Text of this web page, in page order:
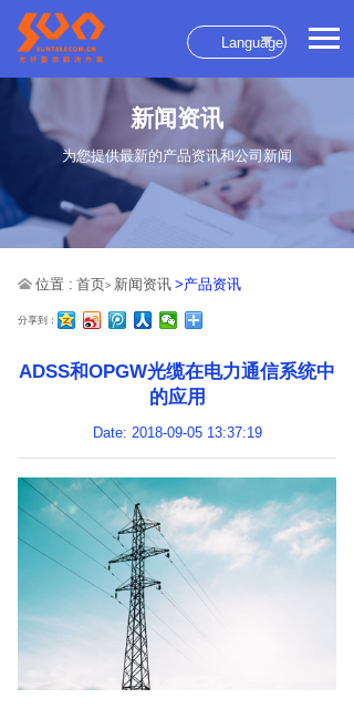
Language
新闻资讯
为您提供最新的产品资讯和公司新闻
位置 : 首页> 新闻资讯 >产品资讯
分享到：
ADSS和OPGW光缆在电力通信系统中
的应用
Date: 2018-09-05 13:37:19